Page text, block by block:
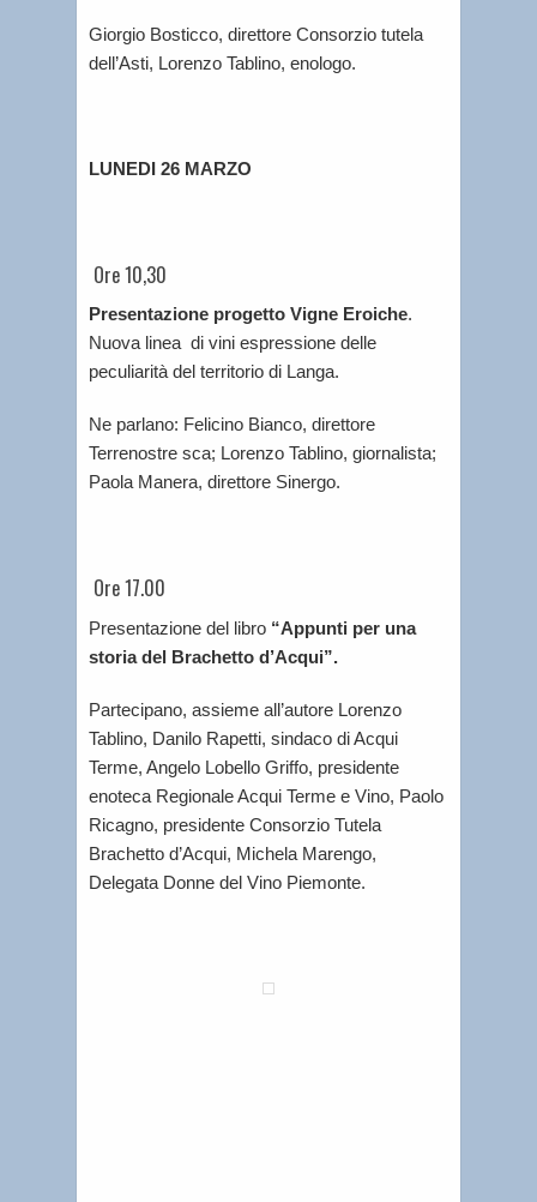
Giorgio Bosticco, direttore Consorzio tutela
dell’Asti, Lorenzo Tablino, enologo.
LUNEDI 26 MARZO
Ore 10,30
Presentazione progetto Vigne Eroiche.
Nuova linea di vini espressione delle
peculiarità del territorio di Langa.
Ne parlano: Felicino Bianco, direttore
Terrenostre sca; Lorenzo Tablino, giornalista;
Paola Manera, direttore Sinergo.
Ore 17.00
Presentazione del libro “Appunti per una
storia del Brachetto d’Acqui”.
Partecipano, assieme all’autore Lorenzo
Tablino, Danilo Rapetti, sindaco di Acqui
Terme, Angelo Lobello Griffo, presidente
enoteca Regionale Acqui Terme e Vino, Paolo
Ricagno, presidente Consorzio Tutela
Brachetto d’Acqui, Michela Marengo,
Delegata Donne del Vino Piemonte.